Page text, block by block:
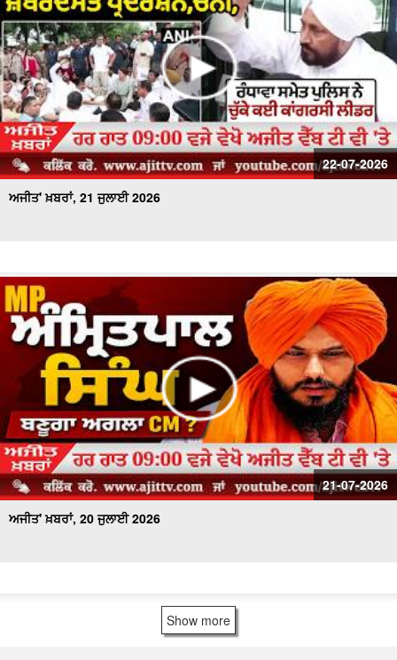
22-07-2026
ਅਜੀਤ' ਖ਼ਬਰਾਂ, 21 ਜੁਲਾਈ 2026
21-07-2026
ਅਜੀਤ' ਖ਼ਬਰਾਂ, 20 ਜੁਲਾਈ 2026
Show more